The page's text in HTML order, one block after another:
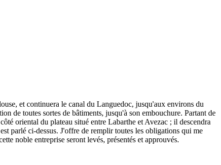
et continuera le canal du Languedoc, jusqu'aux environs du
de toutes sortes de bâtiments, jusqu'à son embouchure. Partant de
oriental du plateau situé entre Labarthe et Avezac ; il descendra
parlé ci-dessus. J'offre de remplir toutes les obligations qui me
noble entreprise seront levés, présentés et approuvés.